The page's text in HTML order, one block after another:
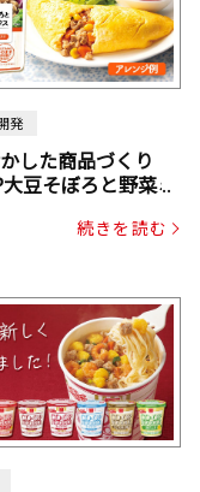
発
した商品づくり
大豆そぼろと野菜ミ
コーン入り）続きを読む